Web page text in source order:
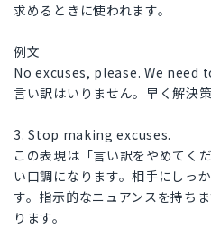
求めるときに使われます。
例文
No excuses, please. We
言い訳はいりません。早く解決
3. Stop making excuses.
この表現は「言い訳をやめてく
い口調になります。相手にしっ
す。指示的なニュアンスを持ち
ります。